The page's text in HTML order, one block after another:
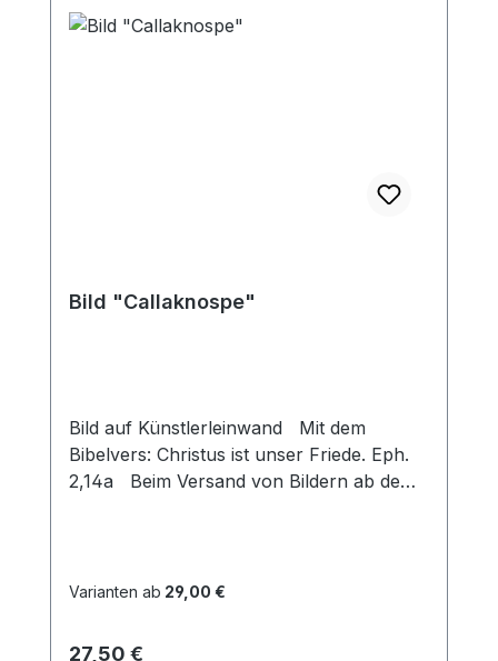
Bild "Callaknospe"
Bild auf Künstlerleinwand Mit dem
Bibelvers: Christus ist unser Friede. Eph.
2,14a Beim Versand von Bildern ab dem
Höhe von 28,99€ berechnet. Für den
Sperrgutzuschlag 30€.
Varianten ab 29,00 €
Regulärer Preis:
27,50 €